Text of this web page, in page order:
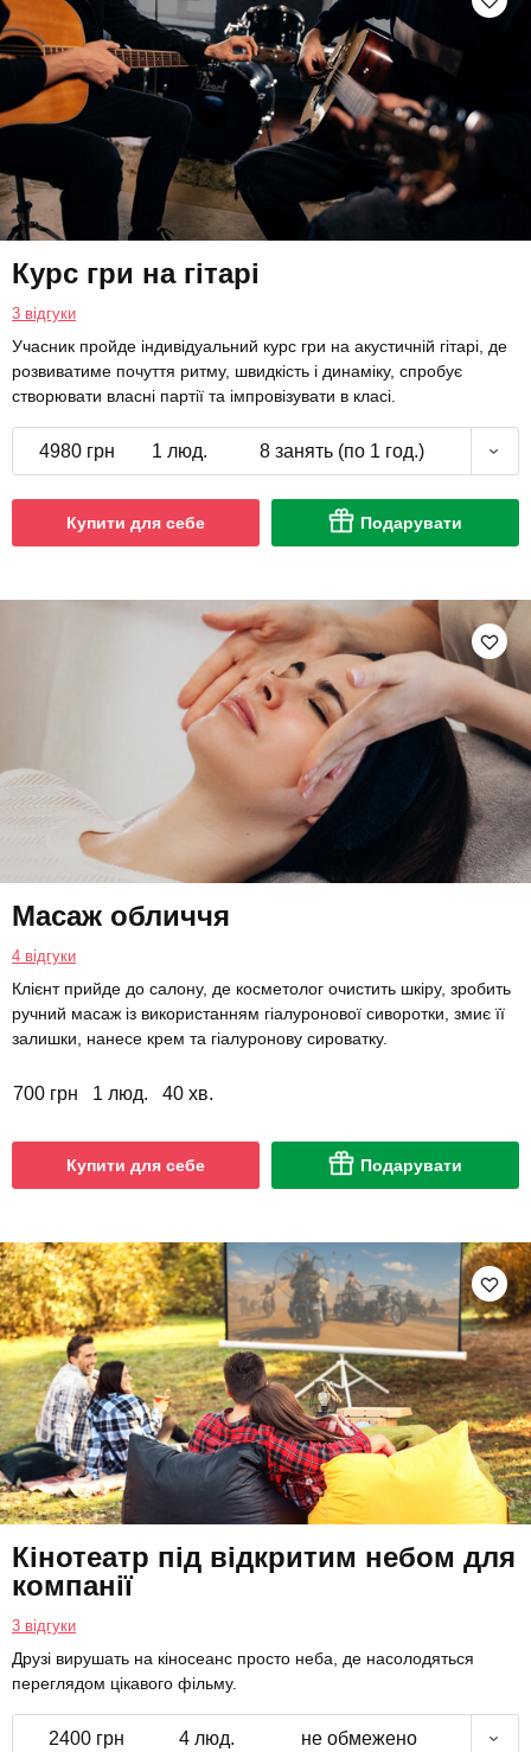
Курс гри на гітарі
3 відгуки
Учасник пройде індивідуальний курс гри на акустичній гітарі, де
розвиватиме почуття ритму, швидкість і динаміку, спробує
створювати власні партії та імпровізувати в класі.
4980 грн 1 люд. 8 занять (по 1 год.)
Купити для себе Подарувати
Масаж обличчя
4 відгуки
Клієнт прийде до салону, де косметолог очистить шкіру, зробить
ручний масаж із використанням гіалуронової сиворотки, змиє її
залишки, нанесе крем та гіалуронову сироватку.
700 грн 1 люд. 40 хв.
Купити для себе Подарувати
Кінотеатр під відкритим небом для
компанії
3 відгуки
Друзі вирушать на кіносеанс просто неба, де насолодяться
переглядом цікавого фільму.
2400 грн 4 люд. не обмежено